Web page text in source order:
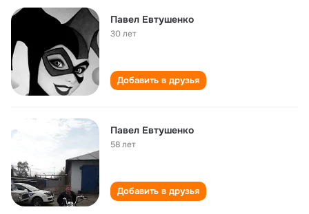
Павел Евтушенко
30 лет
Добавить в друзья
Павел Евтушенко
58 лет
Добавить в друзья